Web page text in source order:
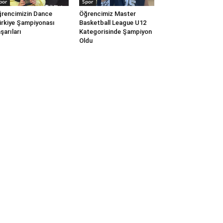
Dance
Şampiyonası
Öğrencimiz Master
Basketball League U12
Kategorisinde Şampiyon
Oldu